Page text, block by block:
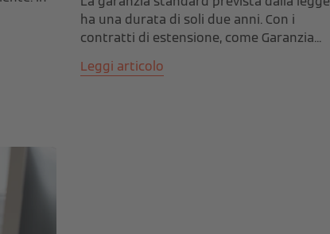
ha una durata di soli due anni. Con i
contratti di estensione, come Garanzia...
Leggi articolo